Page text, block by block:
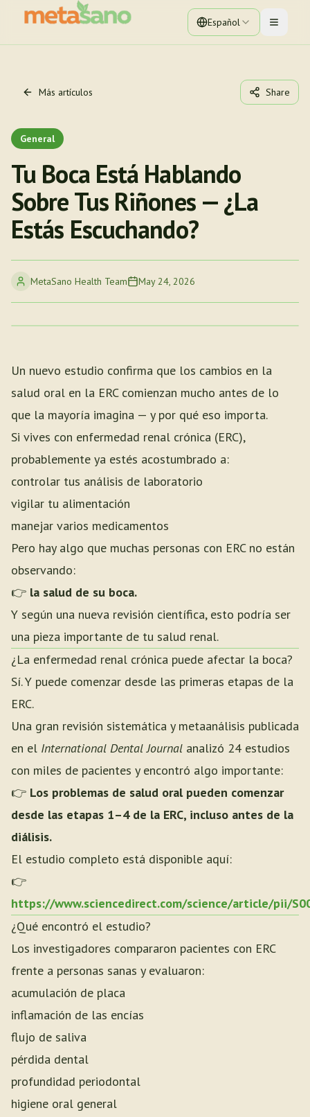
Español Toggle
Más artículos Share
General
Tu Boca Está Hablando
Sobre Tus Riñones — ¿La
Estás Escuchando?
MetaSano Health Team May 24, 2026
Un nuevo estudio confirma que los cambios en la
salud oral en la ERC comienzan mucho antes de lo
que la mayoría imagina — y por qué eso importa.
Si vives con enfermedad renal crónica (ERC),
probablemente ya estés acostumbrado a:
controlar tus análisis de laboratorio
vigilar tu alimentación
manejar varios medicamentos
Pero hay algo que muchas personas con ERC no están
observando:
👉 la salud de su boca.
Y según una nueva revisión científica, esto podría ser
una pieza importante de tu salud renal.
¿La enfermedad renal crónica puede afectar la boca?
Sí. Y puede comenzar desde las primeras etapas de la
ERC.
Una gran revisión sistemática y metaanálisis publicada
en el International Dental Journal analizó 24 estudios
con miles de pacientes y encontró algo importante:
👉 Los problemas de salud oral pueden comenzar
desde las etapas 1–4 de la ERC, incluso antes de la
diálisis.
El estudio completo está disponible aquí:
👉
https://www.sciencedirect.com/science/article/pii/
¿Qué encontró el estudio?
Los investigadores compararon pacientes con ERC
frente a personas sanas y evaluaron:
acumulación de placa
inflamación de las encías
flujo de saliva
pérdida dental
profundidad periodontal
higiene oral general